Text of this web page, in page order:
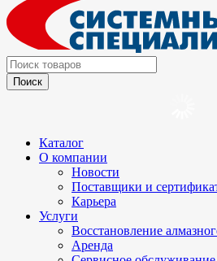
Каталог
О компании
Новости
Поставщики и
Карьера
Услуги
Восстановление
Аренда